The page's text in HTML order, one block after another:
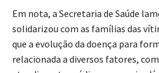
Em nota, a Secretaria de Saúde
solidarizou com as famílias das
que a evolução da doença para
relacionada a diversos fatores,